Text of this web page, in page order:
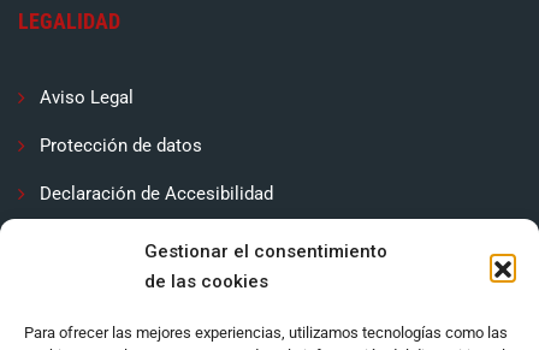
Gestionar el consentimiento
de las cookies
Para ofrecer las mejores experiencias, utilizamos tecnologías como las
LEGALIDAD
Aviso Legal
Protección de datos
Declaración de Accesibilidad
Política de cookies (UE)